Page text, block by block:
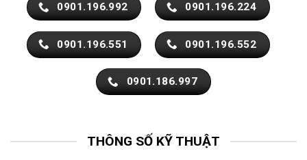
0901.196.992 0901.196.224
0901.196.551 0901.196.552
0901.186.997
THÔNG SỐ KỸ THUẬT